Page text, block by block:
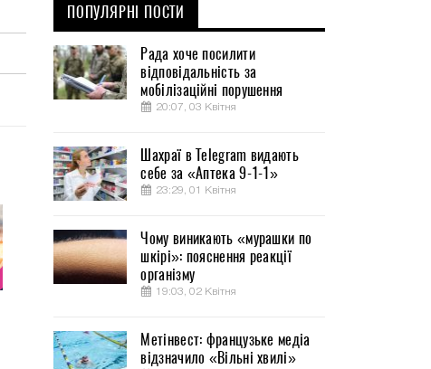
ПОПУЛЯРНІ ПОСТИ
Рада хоче посилити
відповідальність за
мобілізаційні порушення
20:07, 03 Квітня
Шахраї в Telegram видають
себе за «Аптека 9-1-1»
23:29, 01 Квітня
Чому виникають «мурашки по
шкірі»: пояснення реакції
організму
19:03, 02 Квітня
Метінвест: французьке медіа
відзначило «Вільні хвилі»